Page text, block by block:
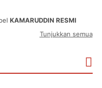
KAMARUDDIN RESMI
Tunjukkan semua